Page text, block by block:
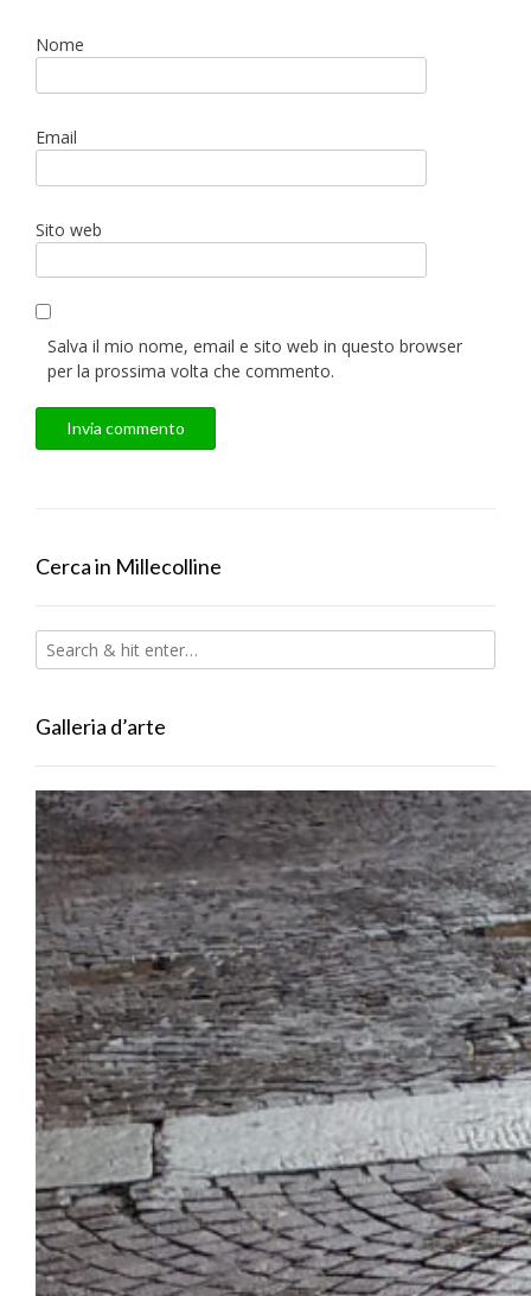
Nome
Email
Sito web
Salva il mio nome, email e sito web in questo browser
per la prossima volta che commento.
Cerca in Millecolline
Galleria d’arte